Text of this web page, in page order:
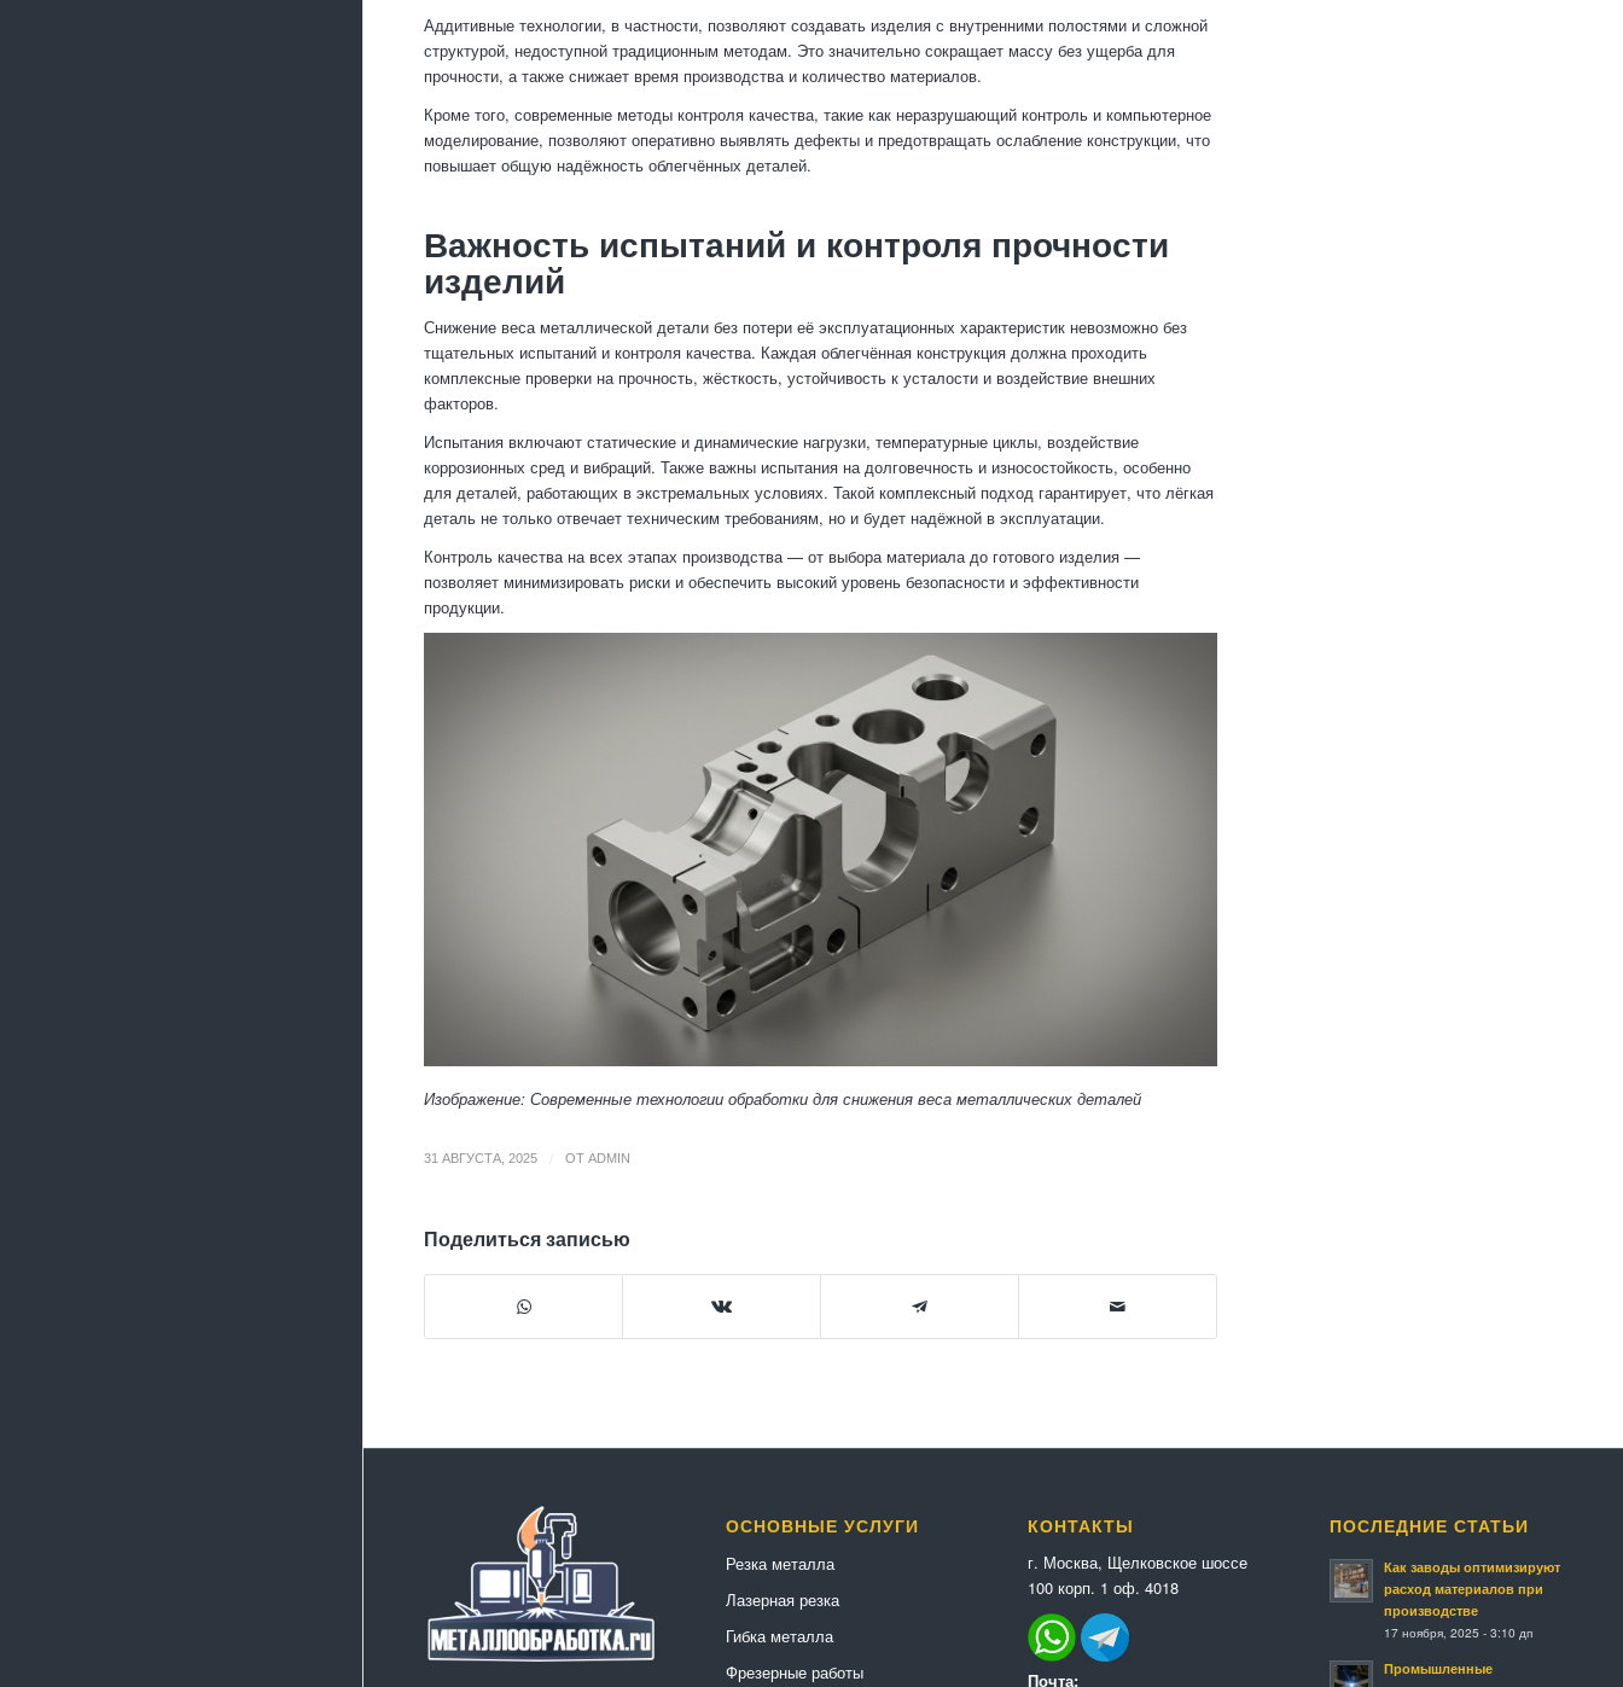
Аддитивные технологии, в частности, позволяют создавать изделия с внутренними полостями и сложной
структурой, недоступной традиционным методам. Это значительно сокращает массу без ущерба для
прочности, а также снижает время производства и количество материалов.
Кроме того, современные методы контроля качества, такие как неразрушающий контроль и компьютерное
моделирование, позволяют оперативно выявлять дефекты и предотвращать ослабление конструкции, что
повышает общую надёжность облегчённых деталей.
Важность испытаний и контроля прочности
изделий
Снижение веса металлической детали без потери её эксплуатационных характеристик невозможно без
тщательных испытаний и контроля качества. Каждая облегчённая конструкция должна проходить
комплексные проверки на прочность, жёсткость, устойчивость к усталости и воздействие внешних
факторов.
Испытания включают статические и динамические нагрузки, температурные циклы, воздействие
коррозионных сред и вибраций. Также важны испытания на долговечность и износостойкость, особенно
для деталей, работающих в экстремальных условиях. Такой комплексный подход гарантирует, что лёгкая
деталь не только отвечает техническим требованиям, но и будет надёжной в эксплуатации.
Контроль качества на всех этапах производства — от выбора материала до готового изделия —
позволяет минимизировать риски и обеспечить высокий уровень безопасности и эффективности
продукции.
Изображение: Современные технологии обработки для снижения веса металлических деталей
31 АВГУСТА, 2025 ОТ ADMIN
Поделиться записью
ОСНОВНЫЕ УСЛУГИ
Резка металла
Лазерная резка
Гибка металла
Фрезерные работы
КОНТАКТЫ
г. Москва, Щелковское шоссе
100 корп. 1 оф. 4018
Почта:
ПОСЛЕДНИЕ СТАТЬИ
Как заводы оптимизируют
расход материалов при
производстве
17 ноября, 2025 - 3:10 дп
Промышленные